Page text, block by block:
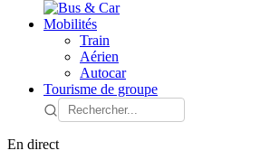
Mobilités
Train
Aérien
Autocar
Tourisme de groupe
En direct